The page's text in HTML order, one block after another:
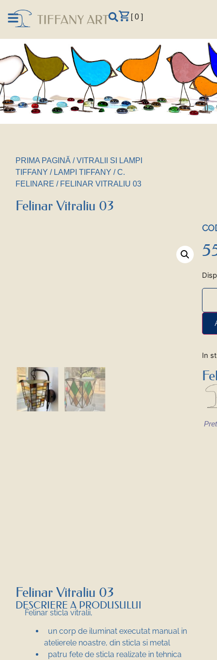
[ 0 ]
PRIMA PAGINĂ /VITRALII SI LAMPI
TIFFANY / LAMPI TIFFANY /C.
FELINARE / FELINAR VITRALIU 03
Felinar Vitraliu 03
In
Felinar Vitraliu 03
DESCRIERE A PRODUSULUI
Felinar sticla vitralii,
un corp de iluminat executat manual in
atelierele noastre, din sticla si metal
patru fete de sticla realizate in tehnica